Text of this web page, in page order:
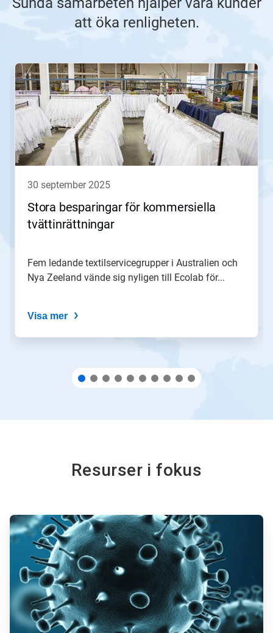
att öka renligheten.
Detta
är
en
karusell.
Använd
knapparna
Nästa
och
Föregående
för
navigera,30 september 2025
Stora besparingar för kommersiella
tvättinrättningar
Fem ledande textilservicegrupper i Australien och
Nya Zeeland vände sig nyligen till Ecolab för...
Visa mer
Resurser i fokus
ArticleTile
1
för